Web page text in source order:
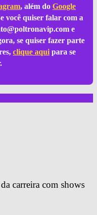
, além do Google
você quiser falar com a
e
se quiser fazer parte
clique aqui para se
carreira com shows